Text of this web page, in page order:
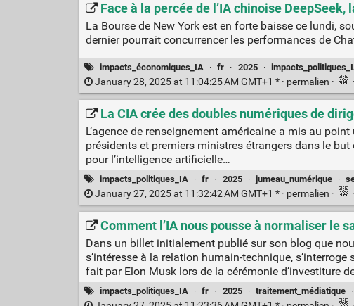
Face à la percée de l’IA chinoise
La Bourse de New York est en forte baisse ce lundi,
dernier pourrait concurrencer les performances de
impacts_économiques_IA · fr · 2025 ·
January 28, 2025 at 11:04:25 AM GMT+1 * · permalien · ·
La CIA crée des doubles numériques de
L’agence de renseignement américaine a mis au
présidents et premiers ministres étrangers dans le
pour l’intelligence artificielle…
impacts_politiques_IA · fr · 2025 · jumeau_numérique ·
January 27, 2025 at 11:32:42 AM GMT+1 * · permalien · ·
Comment l’IA nous pousse à normaliser le
Dans un billet initialement publié sur son blog que
s’intéresse à la relation humain-technique,
fait par Elon Musk lors de la cérémonie d’investiture
impacts_politiques_IA · fr · 2025 · traitement_médiatique ·